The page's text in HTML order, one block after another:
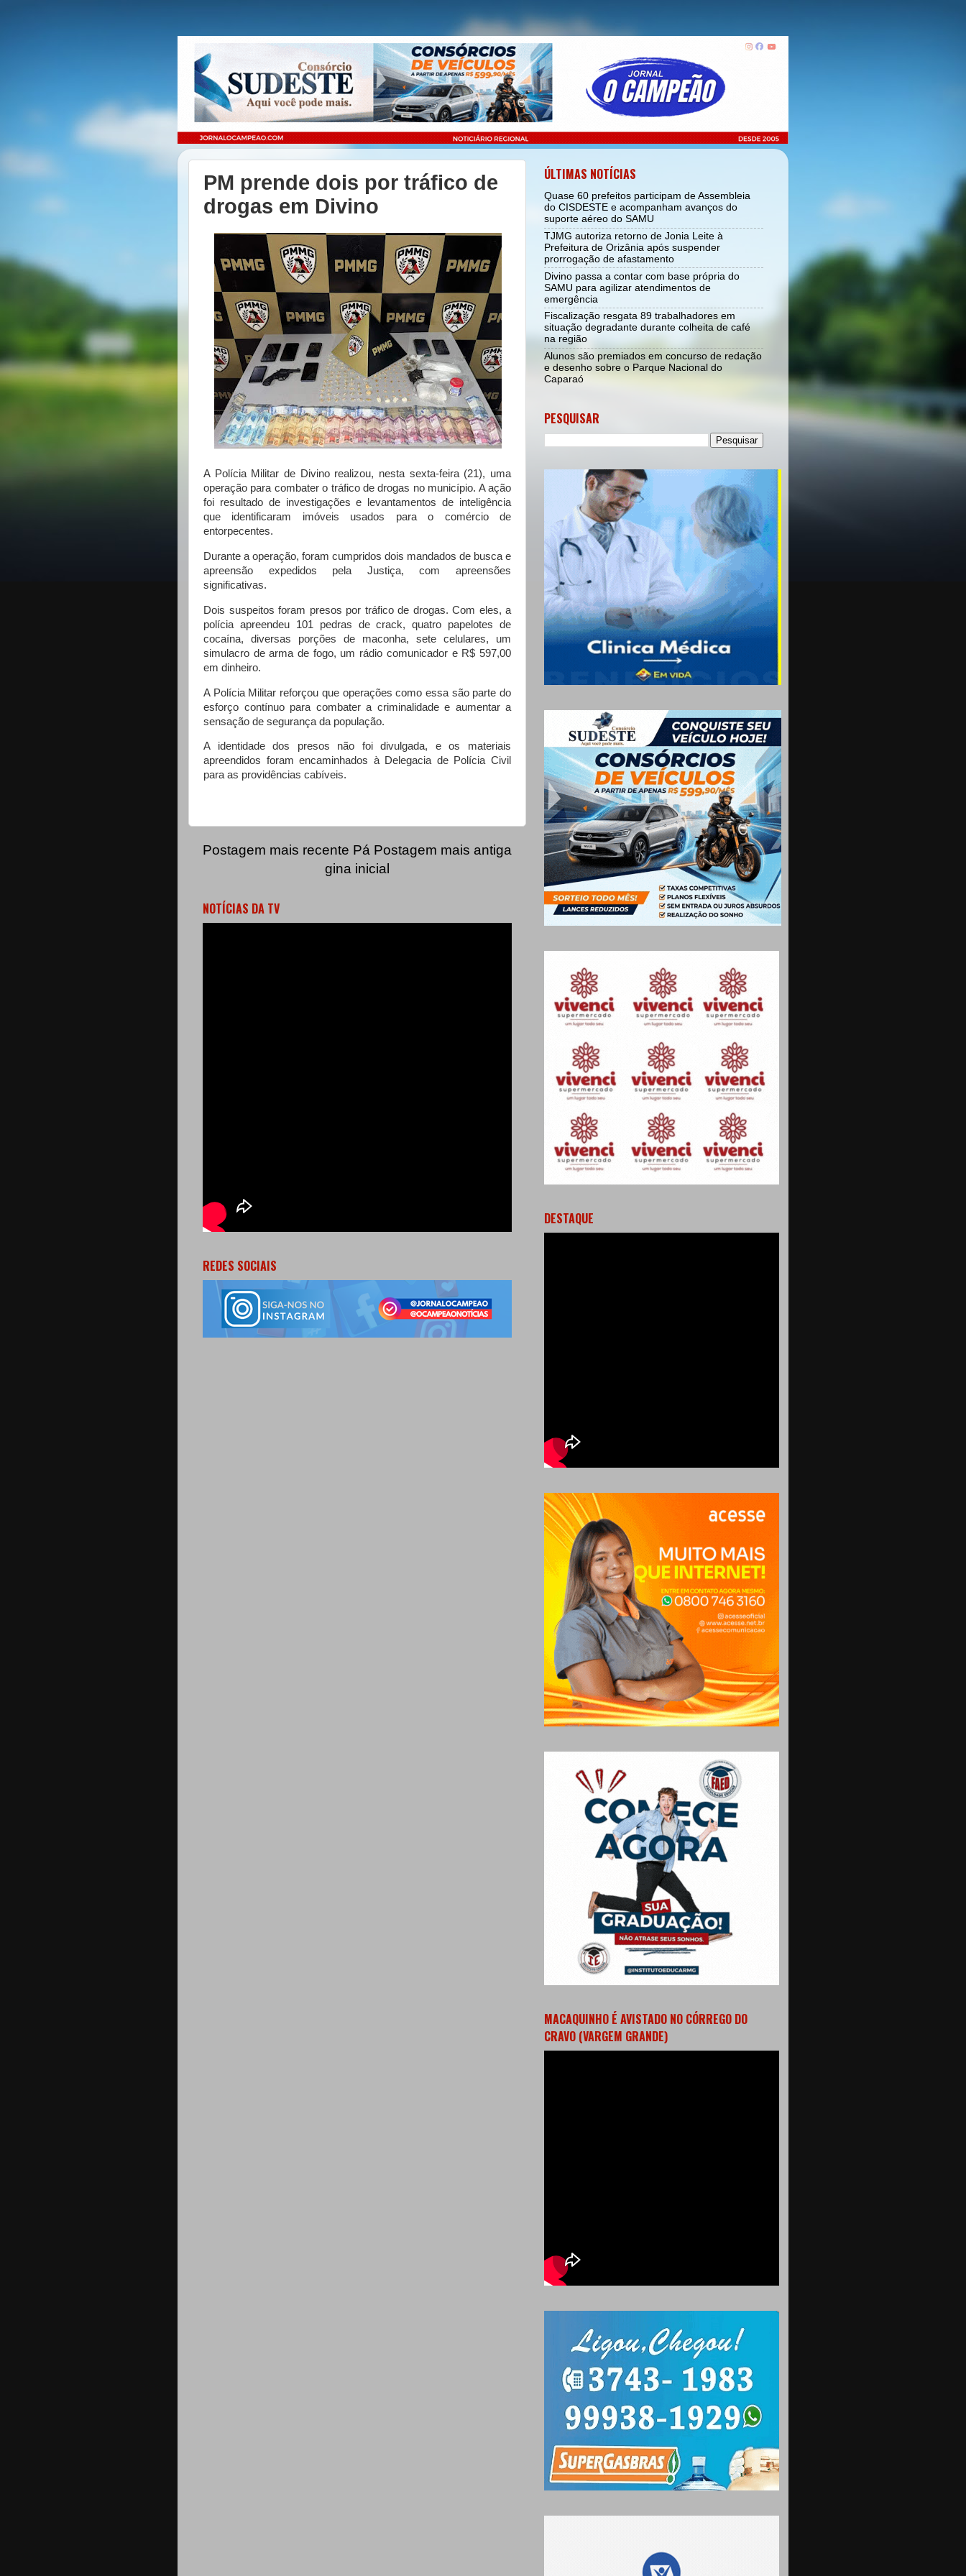
PM prende dois por tráfico de
drogas em Divino
A Polícia Militar de Divino realizou, nesta sexta-feira (21), uma
operação para combater o tráfico de drogas no município. A ação
foi resultado de investigações e levantamentos de inteligência
que identificaram imóveis usados para o comércio de
entorpecentes.
Durante a operação, foram cumpridos dois mandados de busca e
apreensão expedidos pela Justiça, com apreensões
significativas.
Dois suspeitos foram presos por tráfico de drogas. Com eles, a
polícia apreendeu 101 pedras de crack, quatro papelotes de
cocaína, diversas porções de maconha, sete celulares, um
simulacro de arma de fogo, um rádio comunicador e R$ 597,00
em dinheiro.
A Polícia Militar reforçou que operações como essa são parte do
esforço contínuo para combater a criminalidade e aumentar a
sensação de segurança da população.
A identidade dos presos não foi divulgada, e os materiais
apreendidos foram encaminhados à Delegacia de Polícia Civil
para as providências cabíveis.
Postagem mais recente Postagem mais antiga
Pá
gina inicial
NOTÍCIAS DA TV
REDES SOCIAIS
ÚLTIMAS NOTÍCIAS
Quase 60 prefeitos participam de Assembleia
do CISDESTE e acompanham avanços do
suporte aéreo do SAMU
TJMG autoriza retorno de Jonia Leite à
Prefeitura de Orizânia após suspender
prorrogação de afastamento
Divino passa a contar com base própria do
SAMU para agilizar atendimentos de
emergência
Fiscalização resgata 89 trabalhadores em
situação degradante durante colheita de café
na região
Alunos são premiados em concurso de redação
e desenho sobre o Parque Nacional do
Caparaó
PESQUISAR
DESTAQUE
MACAQUINHO É AVISTADO NO CÓRREGO DO
CRAVO (VARGEM GRANDE)